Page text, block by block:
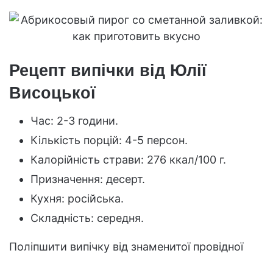
Рецепт випічки від Юлії
Висоцької
Час: 2-3 години.
Кількість порцій: 4-5 персон.
Калорійність страви: 276 ккал/100 г.
Призначення: десерт.
Кухня: російська.
Складність: середня.
Поліпшити випічку від знаменитої провідної